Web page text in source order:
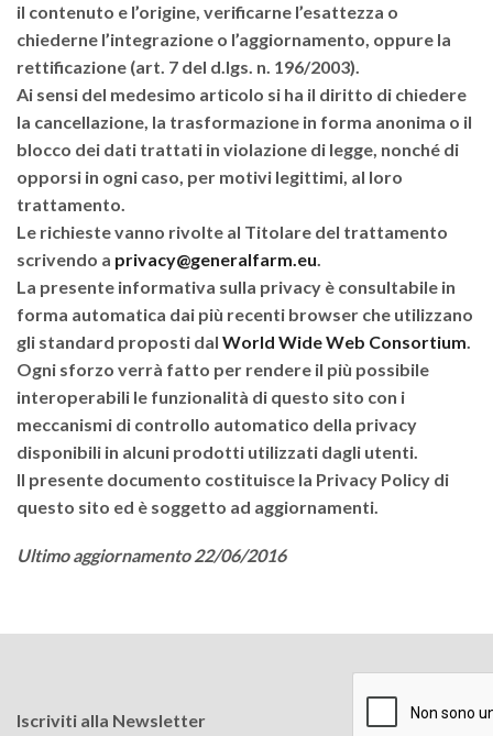
il contenuto e l’origine, verificarne l’esattezza o
chiederne l’integrazione o l’aggiornamento, oppure la
rettificazione (art. 7 del d.lgs. n. 196/2003).
Ai sensi del medesimo articolo si ha il diritto di chiedere
la cancellazione, la trasformazione in forma anonima o il
blocco dei dati trattati in violazione di legge, nonché di
opporsi in ogni caso, per motivi legittimi, al loro
trattamento.
Le richieste vanno rivolte al Titolare del trattamento
scrivendo a privacy@generalfarm.eu.
La presente informativa sulla privacy è consultabile in
forma automatica dai più recenti browser che utilizzano
gli standard proposti dal World Wide Web Consortium.
Ogni sforzo verrà fatto per rendere il più possibile
interoperabili le funzionalità di questo sito con i
meccanismi di controllo automatico della privacy
disponibili in alcuni prodotti utilizzati dagli utenti.
Il presente documento costituisce la Privacy Policy di
questo sito ed è soggetto ad aggiornamenti.
Ultimo aggiornamento 22/06/2016
Iscriviti alla Newsletter